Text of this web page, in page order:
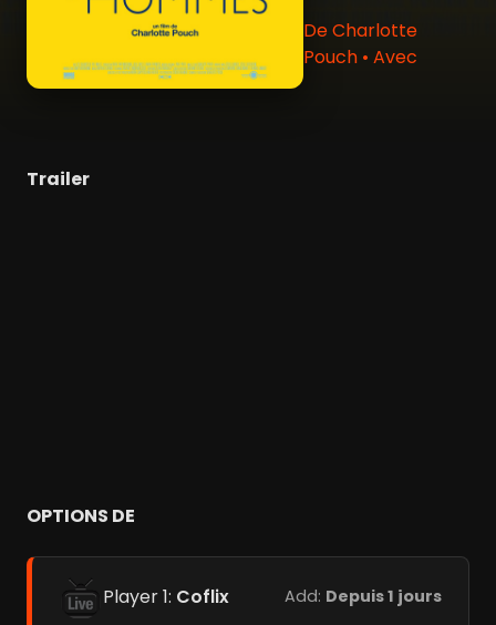
De Charlotte
Pouch • Avec
Trailer
OPTIONS DE
Player 1: Coflix Add: Depuis 1 jours